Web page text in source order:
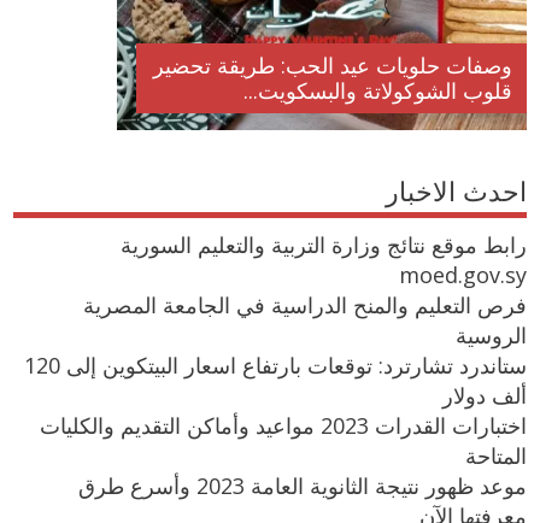
وصفات حلويات عيد الحب: طريقة تحضير
قلوب الشوكولاتة والبسكويت...
احدث الاخبار
رابط موقع نتائج وزارة التربية والتعليم السورية
moed.gov.sy
فرص التعليم والمنح الدراسية في الجامعة المصرية
الروسية
ستاندرد تشارترد: توقعات بارتفاع اسعار البيتكوين إلى 120
ألف دولار
اختبارات القدرات 2023 مواعيد وأماكن التقديم والكليات
المتاحة
موعد ظهور نتيجة الثانوية العامة 2023 وأسرع طرق
معرفتها الآن